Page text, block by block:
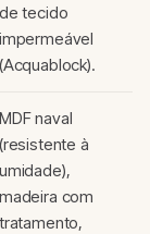
de tecido
impermeável
(Acquablock).
MDF naval
(resistente à
umidade),
madeira com
tratamento,